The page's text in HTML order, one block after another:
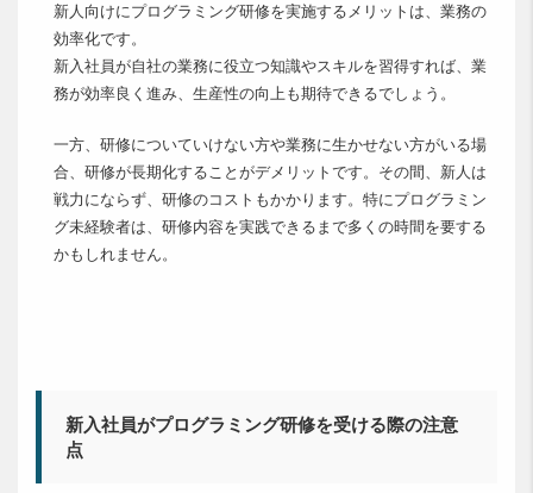
新人向けにプログラミング研修を実施するメリットは、業務の
効率化です。
新入社員が自社の業務に役立つ知識やスキルを習得すれば、業
務が効率良く進み、生産性の向上も期待できるでしょう。
一方、研修についていけない方や業務に生かせない方がいる場
合、研修が長期化することがデメリットです。その間、新人は
戦力にならず、研修のコストもかかります。特にプログラミン
グ未経験者は、研修内容を実践できるまで多くの時間を要する
かもしれません。
新入社員がプログラミング研修を受ける際の注意
点